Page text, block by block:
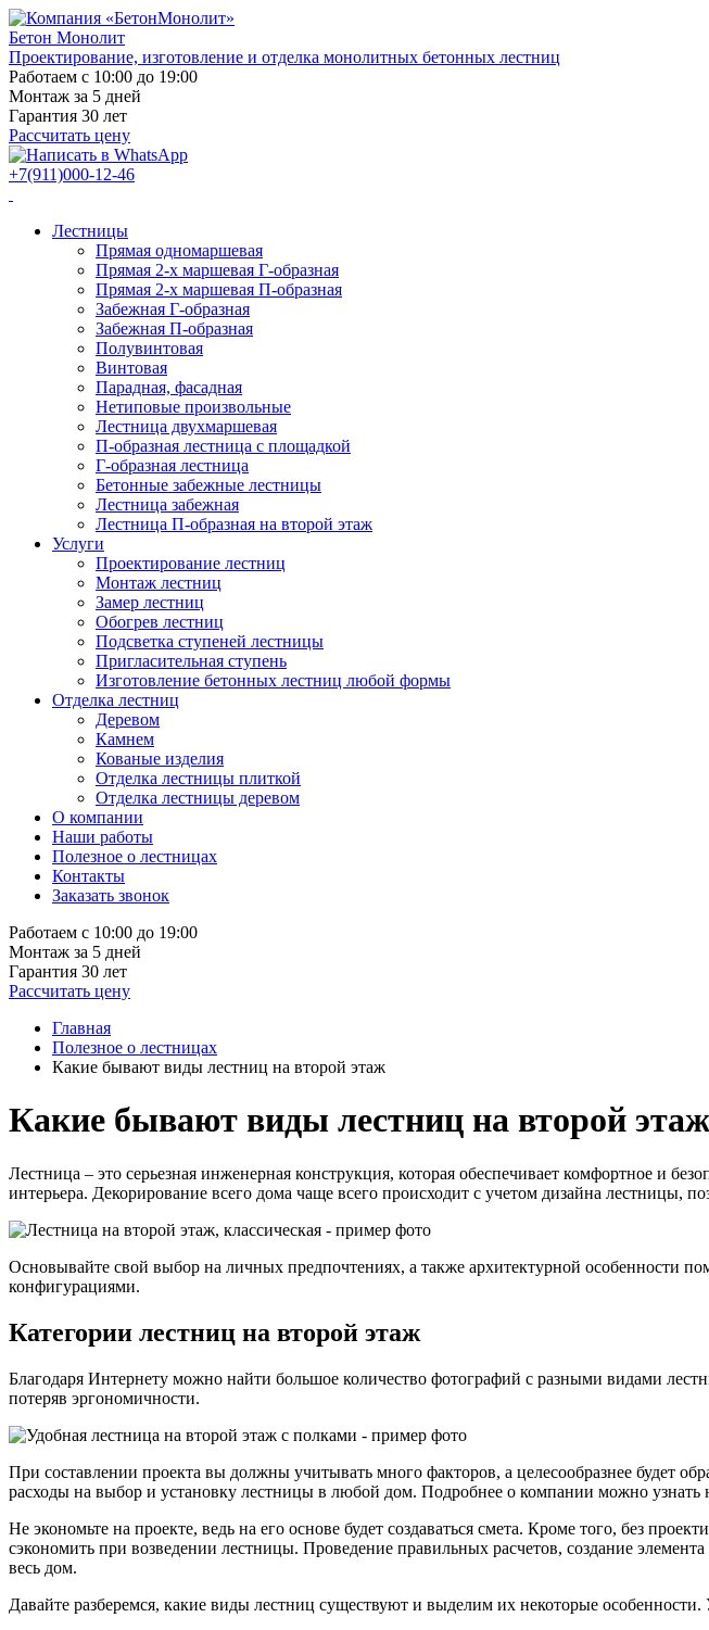
Бетон Монолит
Проектирование, изготовление и отделка монолитных бетонных лестниц
Работаем с 10:00 до 19:00
Монтаж за 5 дней
Гарантия 30 лет
Рассчитать цену
+7(911)000-12-46
Лестницы
Прямая одномаршевая
Прямая 2-х маршевая Г-образная
Прямая 2-х маршевая П-образная
Забежная Г-образная
Забежная П-образная
Полувинтовая
Винтовая
Парадная, фасадная
Нетиповые произвольные
Лестница двухмаршевая
П-образная лестница с площадкой
Г-образная лестница
Бетонные забежные лестницы
Лестница забежная
Лестница П-образная на второй этаж
Услуги
Проектирование лестниц
Монтаж лестниц
Замер лестниц
Обогрев лестниц
Подсветка ступеней лестницы
Пригласительная ступень
Изготовление бетонных лестниц любой формы
Отделка лестниц
Деревом
Камнем
Кованые изделия
Отделка лестницы плиткой
Отделка лестницы деревом
О компании
Наши работы
Полезное о лестницах
Контакты
Заказать звонок
Работаем с 10:00 до 19:00
Монтаж за 5 дней
Гарантия 30 лет
Рассчитать цену
Главная
Полезное о лестницах
Какие бывают виды лестниц на второй этаж
Какие бывают виды лестниц на второй этаж
Лестница – это серьезная инженерная конструкция, которая обеспечивает комфортное и
интерьера. Декорирование всего дома чаще всего происходит с учетом дизайна
Основывайте свой выбор на личных предпочтениях, а также архитектурной особенности
конфигурациями.
Категории лестниц на второй этаж
Благодаря Интернету можно найти большое количество фотографий с разными видами
потеряв эргономичности.
При составлении проекта вы должны учитывать много факторов, а целесообразнее будет
расходы на выбор и установку лестницы в любой дом. Подробнее о компании можно узнать
Не экономьте на проекте, ведь на его основе будет создаваться смета. Кроме того, без
сэкономить при возведении лестницы. Проведение правильных расчетов, создание
весь дом.
Давайте разберемся, какие виды лестниц существуют и выделим их некоторые